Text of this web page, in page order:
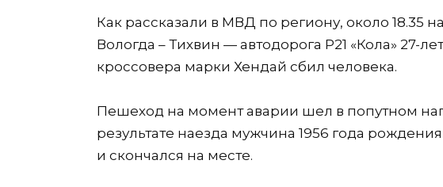
Как рассказали в МВД по региону, около 18.35
Вологда – Тихвин — автодорога Р21 «Кола» 27-
кроссовера марки Хендай сбил человека.
Пешеход на момент аварии шел в попутном
результате наезда мужчина 1956 года
и скончался на месте.